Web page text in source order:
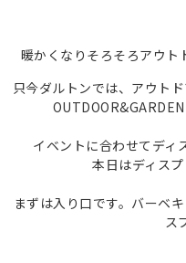
暖かくなりそろそろアウト
只今ダルトンでは、アウト
イベントに合わせてディ
本日はディス
まずは入り口です。バーベ
ス